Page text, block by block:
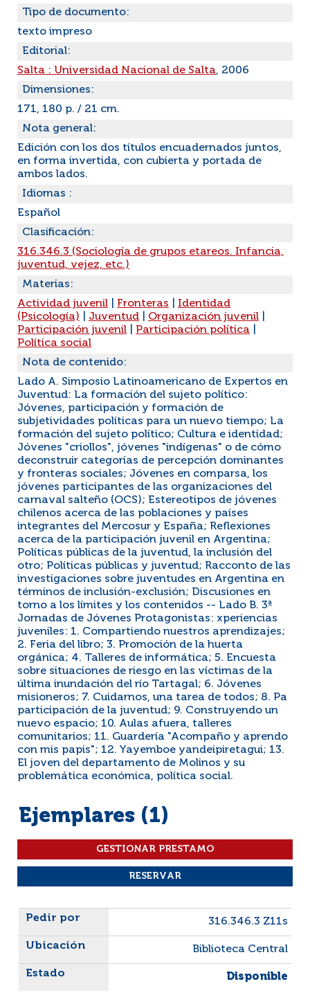
Tipo de documento:
texto impreso
Editorial:
Salta : Universidad Nacional de Salta, 2006
Dimensiones:
171, 180 p. / 21 cm.
Nota general:
Edición con los dos títulos encuadernados juntos,
en forma invertida, con cubierta y portada de
ambos lados.
Idiomas :
Español
Clasificación:
316.346.3 (Sociología de grupos etareos. Infancia,
juventud, vejez, etc.)
Materias:
Actividad juvenil
Fronteras
Identidad
(Psicología)
Juventud Organización juvenil
Participación juvenil
Participación política
Política social
Nota de contenido:
Lado A. Simposio Latinoamericano de Expertos en
Juventud: La formación del sujeto político:
Jóvenes, participación y formación de
subjetividades políticas para un nuevo tiempo; La
formación del sujeto político; Cultura e identidad;
Jóvenes "criollos", jóvenes "indígenas" o de cómo
deconstruir categorías de percepción dominantes
y fronteras sociales; Jóvenes en comparsa, los
jóvenes participantes de las organizaciones del
carnaval salteño (OCS); Estereotipos de jóvenes
chilenos acerca de las poblaciones y países
integrantes del Mercosur y España; Reflexiones
acerca de la participación juvenil en Argentina;
Políticas públicas de la juventud, la inclusión del
otro; Políticas públicas y juventud; Racconto de las
investigaciones sobre juventudes en Argentina en
términos de inclusión-exclusión; Discusiones en
torno a los límites y los contenidos -- Lado B. 3ª
Jornadas de Jóvenes Protagonistas: xperiencias
juveniles: 1. Compartiendo nuestros aprendizajes;
2. Feria del libro; 3. Promoción de la huerta
orgánica; 4. Talleres de informática; 5. Encuesta
sobre situaciones de riesgo en las víctimas de la
última inundación del río Tartagal; 6. Jóvenes
misioneros; 7. Cuidarnos, una tarea de todos; 8. Pa
participación de la juventud; 9. Construyendo un
nuevo espacio; 10. Aulas afuera, talleres
comunitarios; 11. Guardería "Acompaño y aprendo
con mis papis"; 12. Yayemboe yandeipiretagui; 13.
El joven del departamento de Molinos y su
problemática económica, política social.
Ejemplares (1)
Liste des exemplaires
316.346.3 Z11s
Biblioteca Central
Disponible